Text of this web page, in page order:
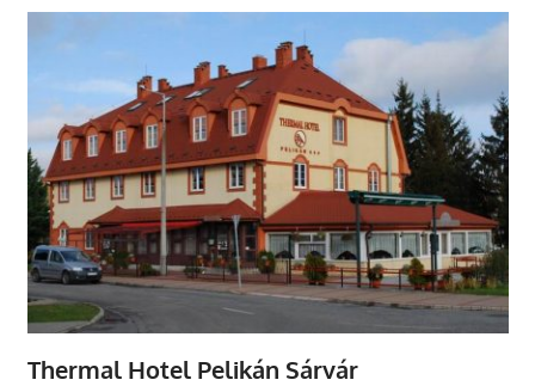
Thermal Hotel Pelikán Sárvár